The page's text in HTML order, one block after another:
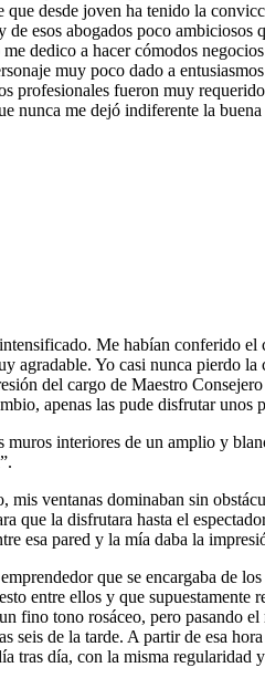
desde joven ha tenido la
esos abogados poco
dedico a hacer cómodos
muy poco dado a
fueron muy
me dejó indiferente la
Me habían conferido
Yo casi nunca pierdo
del cargo de Maestro
apenas las pude disfrutar unos
interiores de un amplio y
ventanas dominaban sin
la disfrutara hasta el
esa pared y la mía daba la
que se encargaba de
entre ellos y que
fino tono rosáceo, pero pasando
de la tarde. A partir de esa
tras día, con la misma regularidad